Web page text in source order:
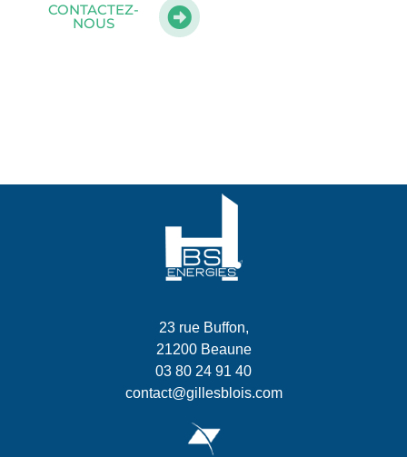
CONTACTEZ-
NOUS
23 rue Buffon,
21200 Beaune
03 80 24 91 40
contact@gillesblois.com